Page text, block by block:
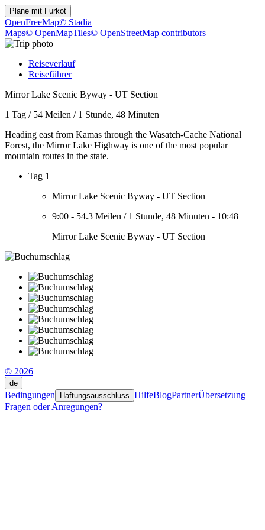
Plane mit Furkot
OpenFreeMap© Stadia
Maps© OpenMapTiles© OpenStreetMap contributors
Reiseverlauf
Reiseführer
Mirror Lake Scenic Byway - UT Section
1 Tag / 54 Meilen / 1 Stunde, 48 Minuten
Heading east from Kamas through the Wasatch-Cache National
Forest, the Mirror Lake Highway is one of the most popular
mountain routes in the state.
Tag 1
Mirror Lake Scenic Byway - UT Section
9:00 - 54.3 Meilen / 1 Stunde, 48 Minuten - 10:48
Mirror Lake Scenic Byway - UT Section
© 2026
de
Bedingungen Haftungsausschluss HilfeBlogPartnerÜbersetzung
Fragen oder Anregungen?